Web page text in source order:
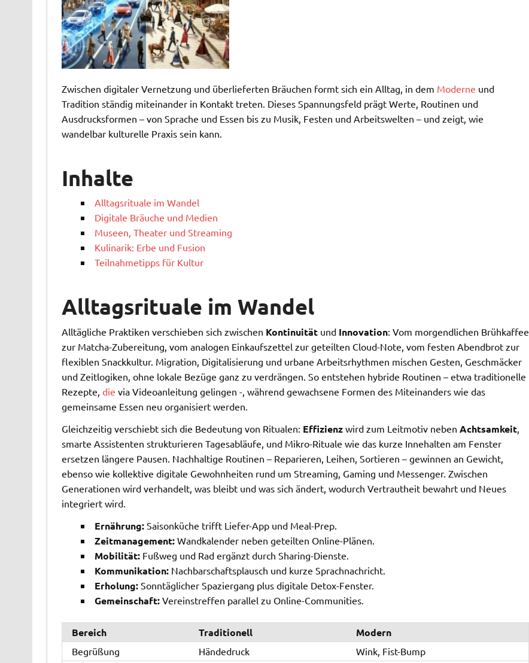
Zwischen digitaler Vernetzung und überlieferten Bräuchen formt sich ein Alltag, in dem Moderne und
Tradition ständig miteinander in Kontakt treten. Dieses Spannungsfeld prägt Werte, Routinen und
Ausdrucksformen – von Sprache und Essen bis zu Musik, Festen und Arbeitswelten – und zeigt, wie
wandelbar kulturelle Praxis sein kann.
Inhalte
Alltagsrituale im Wandel
Digitale Bräuche und Medien
Museen, Theater und Streaming
Kulinarik: Erbe und Fusion
Teilnahmetipps für Kultur
Alltagsrituale im Wandel
Alltägliche Praktiken verschieben sich zwischen Kontinuitätund Innovation: Vom morgendlichen Brühkaffee
zur Matcha-Zubereitung, vom analogen Einkaufszettel zur geteilten Cloud-Note, vom festen Abendbrot zur
flexiblen Snackkultur. Migration, Digitalisierung und urbane Arbeitsrhythmen mischen Gesten, Geschmäcker
und Zeitlogiken, ohne lokale Bezüge ganz zu verdrängen. So entstehen hybride Routinen – etwa traditionelle
Rezepte, die via Videoanleitung gelingen -, während gewachsene Formen des Miteinanders wie das
gemeinsame Essen neu organisiert werden.
Gleichzeitig verschiebt sich die Bedeutung von Ritualen: Effizienzwird zum Leitmotiv neben Achtsamkeit,
smarte Assistenten strukturieren Tagesabläufe, und Mikro-Rituale wie das kurze Innehalten am Fenster
ersetzen längere Pausen. Nachhaltige Routinen – Reparieren, Leihen, Sortieren – gewinnen an Gewicht,
ebenso wie kollektive digitale Gewohnheiten rund um Streaming, Gaming und Messenger. Zwischen
Generationen wird verhandelt, was bleibt und was sich ändert, wodurch Vertrautheit bewahrt und Neues
integriert wird.
Ernährung:Saisonküche trifft Liefer-App und Meal-Prep.
Zeitmanagement:Wandkalender neben geteilten Online-Plänen.
Mobilität:Fußweg und Rad ergänzt durch Sharing-Dienste.
Kommunikation:Nachbarschaftsplausch und kurze Sprachnachricht.
Erholung:Sonntäglicher Spaziergang plus digitale Detox-Fenster.
Gemeinschaft:Vereinstreffen parallel zu Online-Communities.
Bereich Traditionell Modern
Begrüßung Händedruck
Wink, Fist-Bump